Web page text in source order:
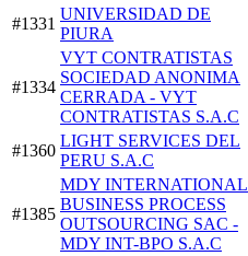
#1331
UNIVERSIDAD DE
PIURA
#1334
VYT CONTRATISTAS
SOCIEDAD ANONIMA
CERRADA - VYT
CONTRATISTAS S.A.C
#1360
LIGHT SERVICES DEL
PERU S.A.C
#1385
MDY INTERNATIONAL
BUSINESS PROCESS
OUTSOURCING SAC -
MDY INT-BPO S.A.C